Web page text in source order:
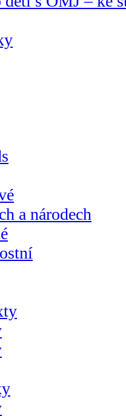
a národech